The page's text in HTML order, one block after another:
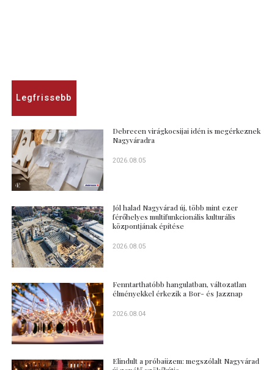
Legfrissebb
Debrecen virágkocsijai idén is megérkeznek
Nagyváradra
2026.08.05
Jól halad Nagyvárad új, több mint ezer
férőhelyes multifunkcionális kulturális
központjának építése
2026.08.05
Fenntarthatóbb hangulatban, változatlan
élményekkel érkezik a Bor- és Jazznap
2026.08.04
Elindult a próbaüzem: megszólalt Nagyvárad